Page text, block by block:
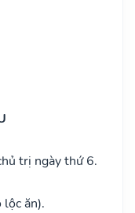
trị ngày thứ 6.
lộc ăn).